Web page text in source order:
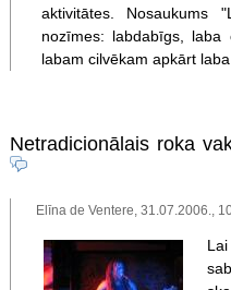
aktivitātes. Nosaukums
nozīmes: labdabīgs,
labam cilvēkam apkārt
Netradicionālais roka
Elīna de Ventere, 31.07.2006.,